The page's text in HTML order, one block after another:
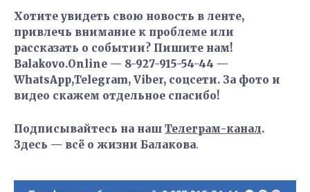
Хотите увидеть свою новость в ленте,
привлечь внимание к проблеме или
рассказать о событии? Пишите нам!
Balakovo.Online — 8-927-915-54-44 —
WhatsApp,Telegram, Viber, соцсети. За фото и
видео скажем отдельное спасибо!
Подписывайтесь на наш Телеграм-канал.
Здесь — всё о жизни Балакова.